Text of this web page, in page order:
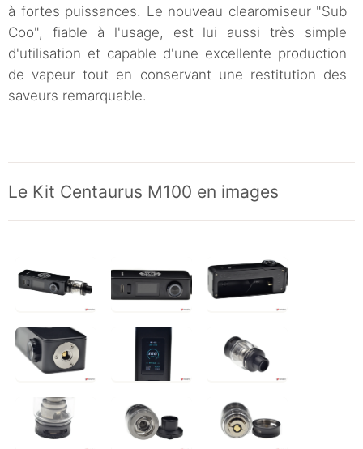
à fortes puissances. Le nouveau clearomiseur "Sub
Coo", fiable à l'usage, est lui aussi très simple
d'utilisation et capable d'une excellente production
de vapeur tout en conservant une restitution des
saveurs remarquable.
Le Kit Centaurus M100 en images